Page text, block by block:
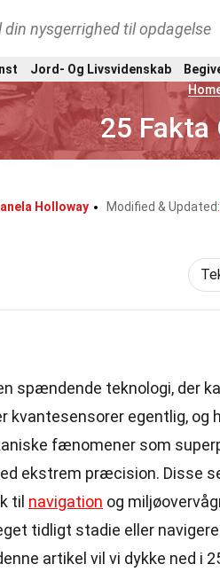
din nysgerrighed til opdagelse
Jord- Og Livsvidenskab
25 Fakta
Holloway Modified & Updated:
spændende teknologi, der
kvantesensorer egentlig, og
fænomener som
ekstrem præcision. Disse
til navigation og
tidligt stadie eller
artikel vil vi dykke ned i